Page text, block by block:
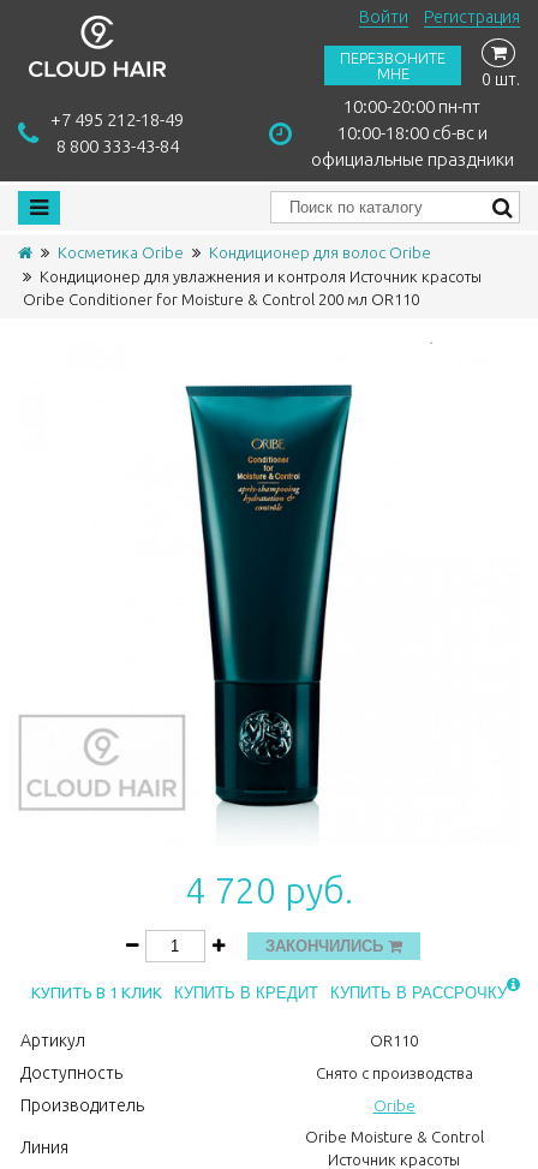
+7 495 212-18-49
8 800 333-43-84
10:00-20:00 пн-пт
10:00-18:00 сб-вс и
официальные праздники
Войти Регистрация
ПЕРЕЗВОНИТЕ
МНЕ
0 шт.
Косметика Oribe
Кондиционер для волос Oribe
Кондиционер для увлажнения и контроля Источник красоты
Oribe Conditioner for Moisture & Control 200 мл OR110
4 720 руб.
ЗАКОНЧИЛИСЬ
КУПИТЬ В 1 КЛИК КУПИТЬ В КРЕДИТ КУПИТЬ В РАССРОЧКУ
Артикул OR110
Доступность Снято с производства
Производитель Oribe
Линия
Oribe Moisture & Control
Источник красоты